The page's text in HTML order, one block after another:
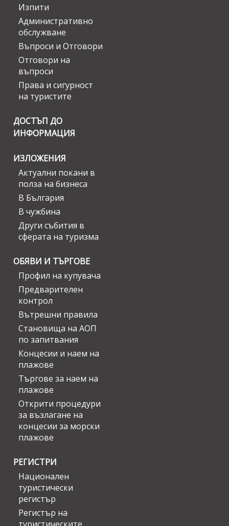
Изпити
Административно
обслужване
Въпроси и Отговори
Отговори на
въпроси
Права и сигурност
на туристите
ДОСТЪП ДО
ИНФОРМАЦИЯ
ИЗЛОЖЕНИЯ
Актуални покани в
полза на бизнеса
В България
В чужбина
Други събития в
сферата на туризма
ОБЯВИ И ТЪРГОВЕ
Профил на купувача
Предварителен
контрол
Вътрешни правила
Становища на АОП
по запитвания
Концесии и наем на
плажове
Търгове за наем на
плажове
Открити процедури
за възлагане на
концесии за морски
плажове
РЕГИСТРИ
Национален
туристически
регистър
Регистър на